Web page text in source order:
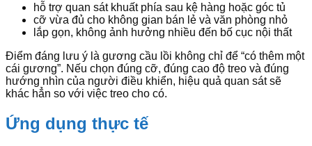
hỗ trợ quan sát khuất phía sau kệ hàng hoặc góc tủ
cỡ vừa đủ cho không gian bán lẻ và văn phòng nhỏ
lắp gọn, không ảnh hưởng nhiều đến bố cục nội thất
Điểm đáng lưu ý là gương cầu lồi không chỉ để “có thêm một
cái gương”. Nếu chọn đúng cỡ, đúng cao độ treo và đúng
hướng nhìn của người điều khiển, hiệu quả quan sát sẽ
khác hẳn so với việc treo cho có.
Ứng dụng thực tế